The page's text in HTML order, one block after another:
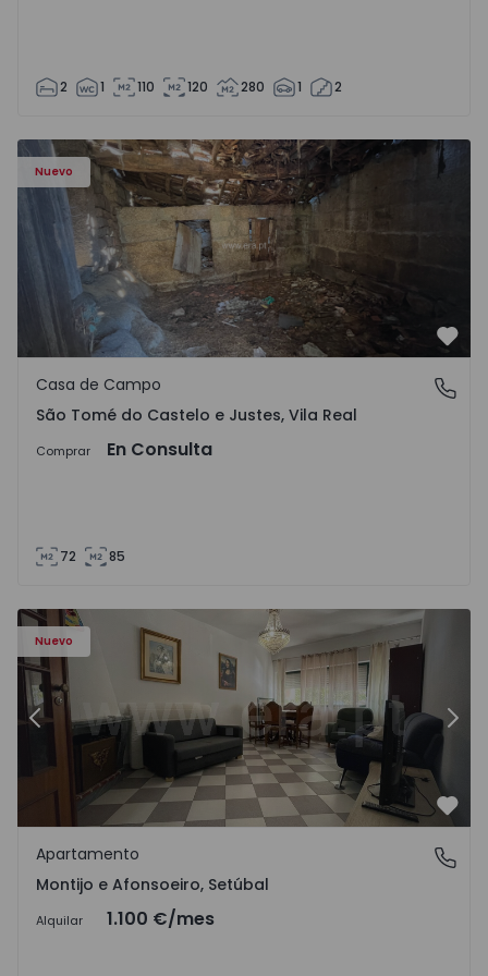
2 1 110 120 280 1 2
Nuevo
Casa Vila Real, São Tomé do Castelo e Justes - 1575189 - 1
São Tomé do Castelo e Justes, Vila Real
Casa de Campo
São Tomé do Castelo e Justes, Vila Real
Comprar En Consulta
72 85
Nuevo
- 1
Apartamento T2 Montijo, Montijo e Afonsoeiro -
Anterior
Montijo e Afonsoeiro, Setúbal
Apartamento
Montijo e Afonsoeiro, Setúbal
Alquilar 1.100 €/mes